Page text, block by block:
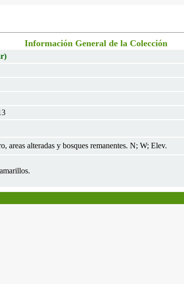
Información General de la Colección
areas alteradas y bosques remanentes. N; W; Elev.